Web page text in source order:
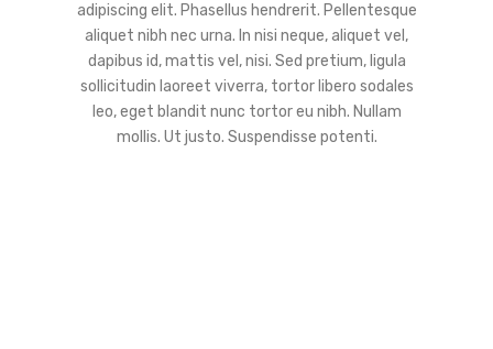
adipiscing elit. Phasellus hendrerit. Pellentesque
aliquet nibh nec urna. In nisi neque, aliquet vel,
dapibus id, mattis vel, nisi. Sed pretium, ligula
sollicitudin laoreet viverra, tortor libero sodales
leo, eget blandit nunc tortor eu nibh. Nullam
mollis. Ut justo. Suspendisse potenti.